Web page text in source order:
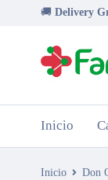
🚚 Delivery
Inicio
Inicio Don